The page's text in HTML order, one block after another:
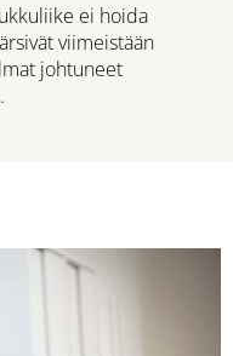
ei hoida
viimeistään
johtuneet